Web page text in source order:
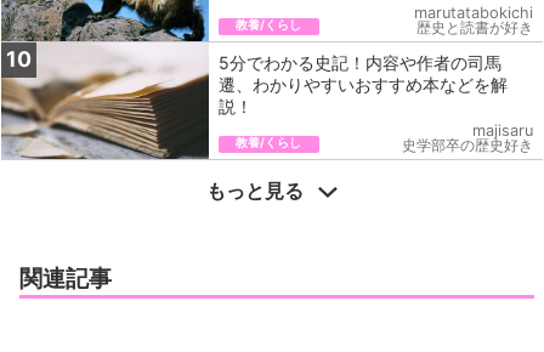
教養/くらし
marutatabokichi
歴史と読書が好き
10
5分でわかる史記！内容や作者の司馬
遷、わかりやすいおすすめ本などを解
説！
教養/くらし
majisaru
史学部卒の歴史好き
もっと見る
関連記事